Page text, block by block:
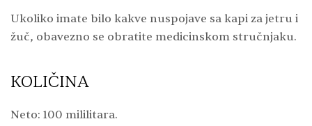
Ukoliko imate bilo kakve nuspojave sa kapi za jetru i
žuč, obavezno se obratite medicinskom stručnjaku.
KOLIČINA
Neto: 100 mililitara.